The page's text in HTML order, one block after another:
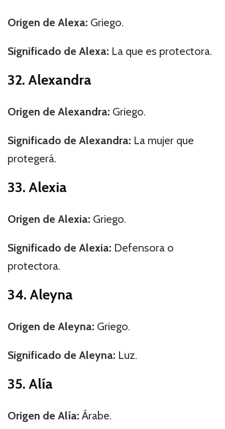
Origen de Alexa: Griego.
Significado de Alexa: La que es protectora.
32. Alexandra
Origen de Alexandra: Griego.
Significado de Alexandra: La mujer que
protegerá.
33. Alexia
Origen de Alexia: Griego.
Significado de Alexia: Defensora o
protectora.
34. Aleyna
Origen de Aleyna: Griego.
Significado de Aleyna: Luz.
35. Alía
Origen de Alía:Árabe.